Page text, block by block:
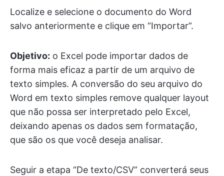
Localize e selecione o documento do Word
salvo anteriormente e clique em “Importar”.
Objetivo: o Excel pode importar dados de
forma mais eficaz a partir de um arquivo de
texto simples. A conversão do seu arquivo do
Word em texto simples remove qualquer layout
que não possa ser interpretado pelo Excel,
deixando apenas os dados sem formatação,
que são os que você deseja analisar.
Seguir a etapa “De texto/CSV” converterá seus